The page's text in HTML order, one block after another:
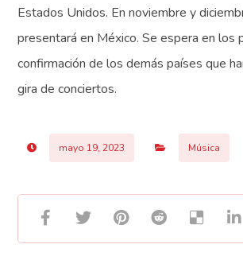
Estados Unidos. En noviembre y
presentará en México. Se espera en los
confirmación de los demás países que
gira de conciertos.
mayo 19, 2023 Música